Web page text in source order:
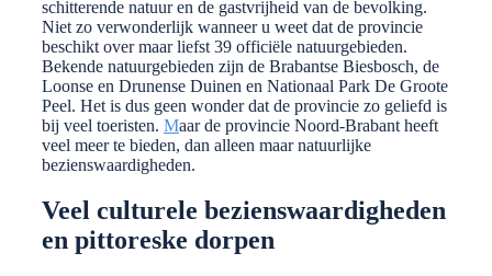
schitterende natuur en de gastvrijheid van de bevolking.
Niet zo verwonderlijk wanneer u weet dat de provincie
beschikt over maar liefst 39 officiële natuurgebieden.
Bekende natuurgebieden zijn de Brabantse Biesbosch, de
Loonse en Drunense Duinen en Nationaal Park De Groote
Peel. Het is dus geen wonder dat de provincie zo geliefd is
bij veel toeristen. Maar de provincie Noord-Brabant heeft
veel meer te bieden, dan alleen maar natuurlijke
bezienswaardigheden.
Veel culturele bezienswaardigheden
en pittoreske dorpen